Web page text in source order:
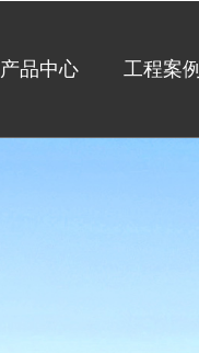
产品中心 工程案例